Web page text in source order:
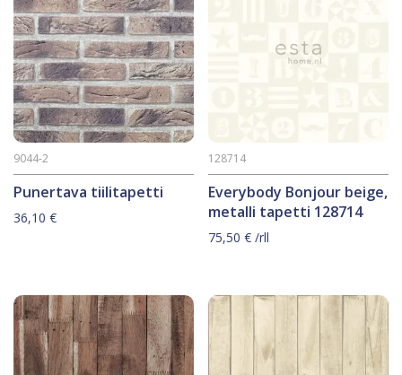
Punertava tiilitapetti
9044-2
36,10 €
Everybody Bonjour beige,
metalli tapetti 128714
128714
75,50€ /rll